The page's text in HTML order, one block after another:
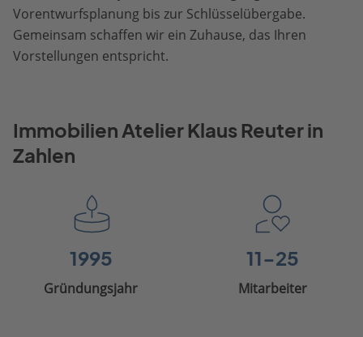
Vorentwurfsplanung bis zur Schlüsselübergabe.
Gemeinsam schaffen wir ein Zuhause, das Ihren
Vorstellungen entspricht.
Immobilien Atelier Klaus Reuter in
Zahlen
1995
Gründungsjahr
11-25
Mitarbeiter